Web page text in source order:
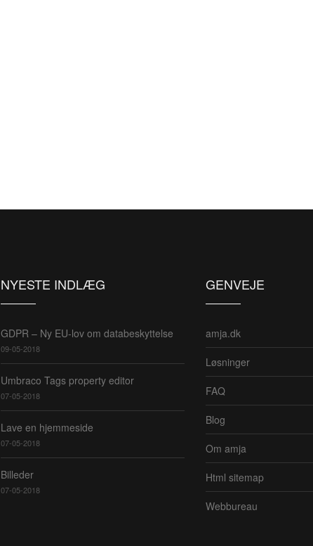
NYESTE INDLÆG
GDPR – Ny EU-lov om databeskyttelse
09-05-2018
Umbraco Tags property editor
07-05-2018
Lave en hjemmeside
07-05-2018
Billeder
07-05-2018
GENVEJE
amja.dk
Løsninger
FAQ
Blog
Om amja
Html sitemap
Webbureau